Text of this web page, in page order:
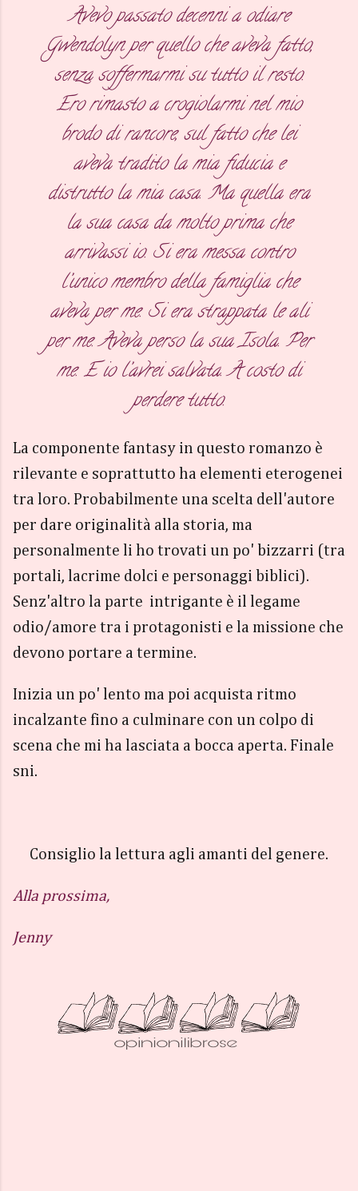
Avevo passato decenni a odiare
Gwendolyn per quello che aveva fatto,
senza soffermarmi su tutto il resto.
Ero rimasto a crogiolarmi nel mio
brodo di rancore, sul fatto che lei
aveva tradito la mia fiducia e
distrutto la mia casa. Ma quella era
la sua casa da molto prima che
arrivassi io. Si era messa contro
l’unico membro della famiglia che
aveva per me. Si era strappata le ali
per me. Aveva perso la sua Isola. Per
me. E io l’avrei salvata. A costo di
perdere tutto.
La componente fantasy in questo romanzo è
rilevante e soprattutto ha elementi eterogenei
tra loro. Probabilmente una scelta dell'autore
per dare originalità alla storia, ma
personalmente li ho trovati un po' bizzarri (tra
portali, lacrime dolci e personaggi biblici).
Senz'altro la parte intrigante è il legame
odio/amore tra i protagonisti e la missione che
devono portare a termine.
Inizia un po' lento ma poi acquista ritmo
incalzante fino a culminare con un colpo di
scena che mi ha lasciata a bocca aperta. Finale
sni.
Consiglio la lettura agli amanti del genere.
Alla prossima,
Jenny